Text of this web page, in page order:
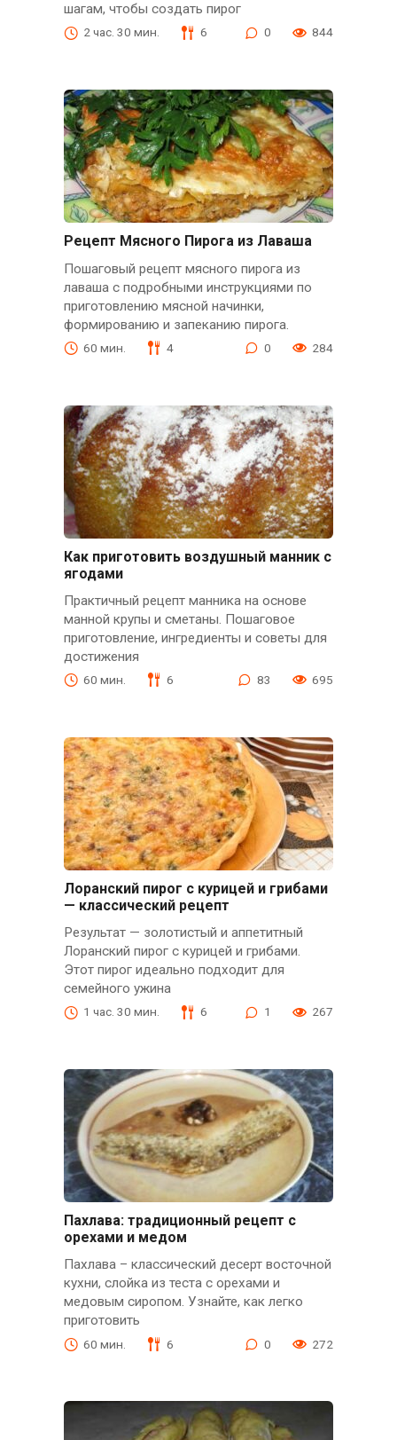
шагам, чтобы создать пирог
2 час. 30 мин. 6 0 844
Рецепт Мясного Пирога из Лаваша
Пошаговый рецепт мясного пирога из
лаваша с подробными инструкциями по
приготовлению мясной начинки,
формированию и запеканию пирога.
60 мин. 4 0 284
Как приготовить воздушный манник с
ягодами
Практичный рецепт манника на основе
манной крупы и сметаны. Пошаговое
приготовление, ингредиенты и советы для
достижения
60 мин. 6 83 695
Лоранский пирог с курицей и грибами
— классический рецепт
Результат — золотистый и аппетитный
Лоранский пирог с курицей и грибами.
Этот пирог идеально подходит для
семейного ужина
1 час. 30 мин. 6 1 267
Пахлава: традиционный рецепт с
орехами и медом
Пахлава – классический десерт восточной
кухни, слойка из теста с орехами и
медовым сиропом. Узнайте, как легко
приготовить
60 мин. 6 0 272